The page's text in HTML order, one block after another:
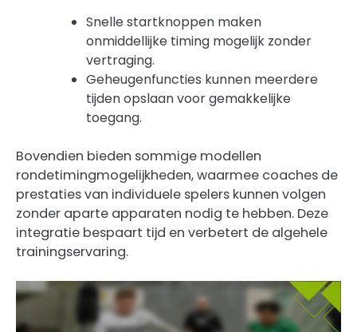
Snelle startknoppen maken
onmiddellijke timing mogelijk zonder
vertraging.
Geheugenfuncties kunnen meerdere
tijden opslaan voor gemakkelijke
toegang.
Bovendien bieden sommige modellen
rondetimingmogelijkheden, waarmee coaches de
prestaties van individuele spelers kunnen volgen
zonder aparte apparaten nodig te hebben. Deze
integratie bespaart tijd en verbetert de algehele
trainingservaring.